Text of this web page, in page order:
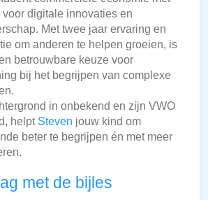
digitale innovaties en
Met twee jaar ervaring en
om anderen te helpen groeien, is
betrouwbare keuze voor
bij het begrijpen van complexe
in onbekend en zijn VWO
helpt Steven jouw kind om
beter te begrijpen én met meer
met de bijles